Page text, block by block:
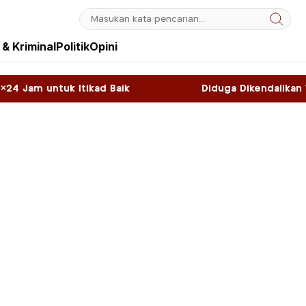
KriminalPolitikOpini
Baik Diduga Dikendalikan WNA, Sky Game di